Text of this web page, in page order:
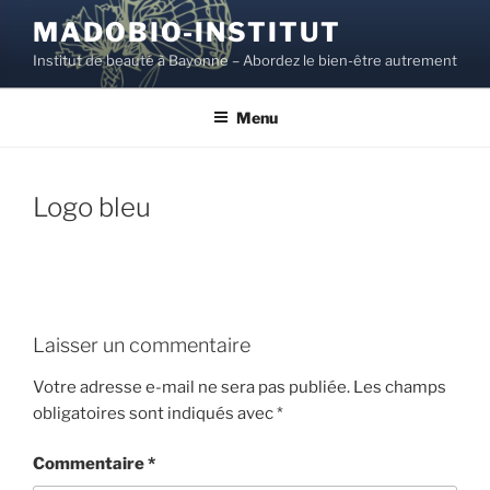
contenu
principal
MADOBIO-INSTITUT
Institut de beauté à Bayonne – Abordez le bien-être autrement
Menu
Logo bleu
Laisser un commentaire
Votre adresse e-mail ne sera pas publiée. Les champs
obligatoires sont indiqués avec*
Commentaire*